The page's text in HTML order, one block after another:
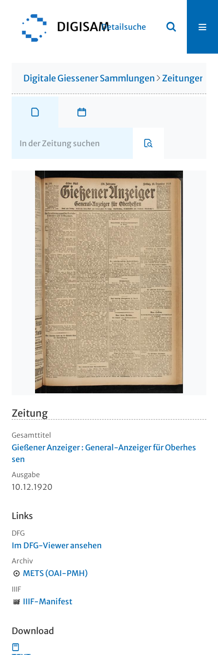
Detailsuche
Digitale Giessener Sammlungen Zeitungen
Zeitung
Gesamttitel
Gießener Anzeiger : General-Anzeiger für Oberhes
sen
Ausgabe
10.12.1920
Links
DFG
Im DFG-Viewer ansehen
Archiv
METS (OAI-PMH)
IIIF
IIIF-Manifest
Download